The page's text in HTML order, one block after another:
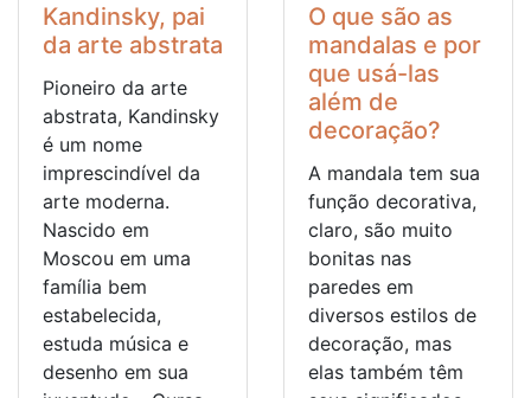
Kandinsky, pai
da arte abstrata
Pioneiro da arte
abstrata, Kandinsky
é um nome
imprescindível da
arte moderna.
Nascido em
Moscou em uma
família bem
estabelecida,
estuda música e
desenho em sua
O que são as
mandalas e por
que usá-las
além de
decoração?
A mandala tem sua
função decorativa,
claro, são muito
bonitas nas
paredes em
diversos estilos de
decoração, mas
elas também têm